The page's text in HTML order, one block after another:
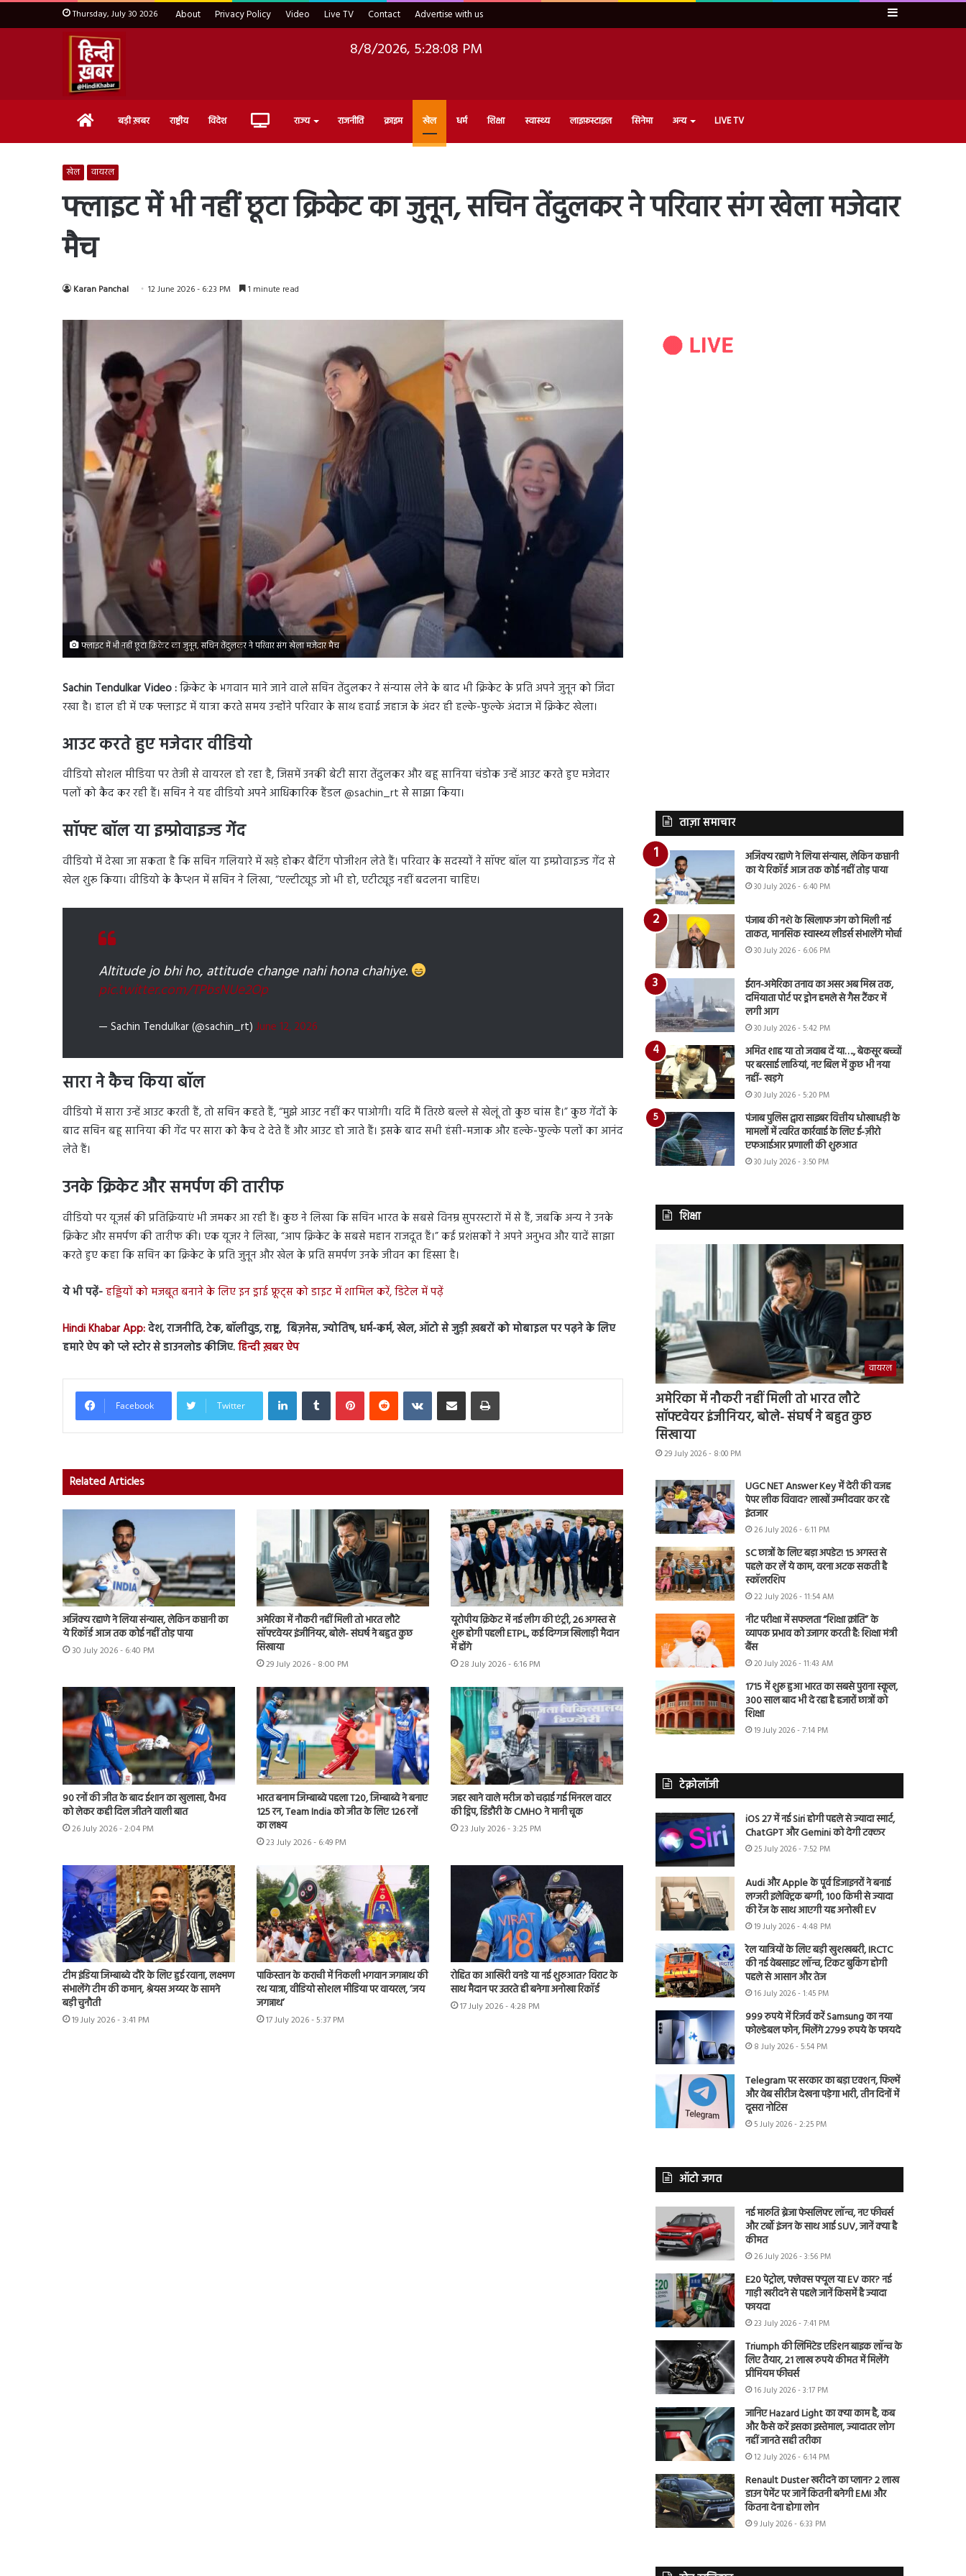
Thursday, July 30 2026 About Privacy Policy Video Live TV Contact Advertise with us Sidebar
8/8/2026, 5:28:10 PM
Home बड़ी ख़बर राष्ट्रीय विदेश Live राज्य राजनीति क्राइम खेल धर्म शिक्षा स्वास्थ्य लाइफ़स्टाइल सिनेमा अन्य LIVE TV
खेल वायरल
फ्लाइट में भी नहीं छूटा क्रिकेट का जुनून, सचिन तेंदुलकर ने परिवार संग खेला मजेदार
मैच
Karan Panchal 12 June 2026 - 6:23 PM 1 minute read
फ्लाइट में भी नहीं छूटा क्रिकेट का जुनून, सचिन तेंदुलकर ने परिवार संग खेला मजेदार मैच
Sachin Tendulkar Video :क्रिकेट के भगवान माने जाने वाले सचिन तेंदुलकर ने संन्यास लेने के बाद भी क्रिकेट के प्रति अपने जुनून को जिंदा
रखा है। हाल ही में एक फ्लाइट में यात्रा करते समय उन्होंने परिवार के साथ हवाई जहाज के अंदर ही हल्के-फुल्के अंदाज में क्रिकेट खेला।
आउट करते हुए मजेदार वीडियो
वीडियो सोशल मीडिया पर तेजी से वायरल हो रहा है, जिसमें उनकी बेटी सारा तेंदुलकर और बहू सानिया चंडोक उन्हें आउट करते हुए मजेदार
पलों को कैद कर रही हैं। सचिन ने यह वीडियो अपने आधिकारिक हैंडल @sachin_rt से साझा किया।
सॉफ्ट बॉल या इम्प्रोवाइज्ड गेंद
वीडियो में देखा जा सकता है कि सचिन गलियारे में खड़े होकर बैटिंग पोजीशन लेते हैं। परिवार के सदस्यों ने सॉफ्ट बॉल या इम्प्रोवाइज्ड गेंद से
खेल शुरू किया। वीडियो के कैप्शन में सचिन ने लिखा, “एल्टीट्यूड जो भी हो, एटीट्यूड नहीं बदलना चाहिए।
Altitude jo bhi ho, attitude change nahi hona chahiye.
pic.twitter.com/TPbsNUe2Op
— Sachin Tendulkar (@sachin_rt) June 12, 2026
सारा ने कैच किया बॉल
वीडियो में सारा उन्हें आउट करती हैं, तो सचिन कहते हैं, “मुझे आउट नहीं कर पाओगी। यदि मैं तिरछे बल्ले से खेलूं तो कुछ चांस है।” कुछ गेंदों के
बाद सचिन बहू सानिया की गेंद पर सारा को कैच दे देते हैं और आउट हो जाते हैं। इसके बाद सभी हंसी-मजाक और हल्के-फुल्के पलों का आनंद
लेते हैं।
उनके क्रिकेट और समर्पण की तारीफ
वीडियो पर यूजर्स की प्रतिक्रियाएं भी जमकर आ रही हैं। कुछ ने लिखा कि सचिन भारत के सबसे विनम्र सुपरस्टारों में से हैं, जबकि अन्य ने उनके
क्रिकेट और समर्पण की तारीफ की। एक यूजर ने लिखा, “आप क्रिकेट के सबसे महान राजदूत हैं।” कई प्रशंसकों ने अपने अनुभव और यादें साझा
करते हुए कहा कि सचिन का क्रिकेट के प्रति जुनून और खेल के प्रति समर्पण उनके जीवन का हिस्सा है।
ये भी पढ़ें-हड्डियों को मजबूत बनाने के लिए इन ड्राई फ्रूट्स को डाइट में शामिल करें, डिटेल में पढ़ें
Hindi Khabar App:देश, राजनीति, टेक, बॉलीवुड, राष्ट्र, बिज़नेस, ज्योतिष, धर्म-कर्म, खेल, ऑटो से जुड़ी ख़बरों को मोबाइल पर पढ़ने के लिए
हमारे ऐप को प्ले स्टोर से डाउनलोड कीजिए.हिन्दी ख़बर ऐप
Facebook Twitter
LinkedInTumblr PinterestReddit VKontakteShare via Email Print
Related Articles
अजिंक्य रहाणे ने लिया संन्यास, लेकिन कप्तानी का
ये रिकॉर्ड आज तक कोई नहीं तोड़ पाया
30 July 2026 - 6:40 PM
अमेरिका में नौकरी नहीं मिली तो भारत लौटे
सॉफ्टवेयर इंजीनियर, बोले- संघर्ष ने बहुत कुछ
सिखाया
29 July 2026 - 8:00 PM
यूरोपीय क्रिकेट में नई लीग की एंट्री, 26 अगस्त से
शुरू होगी पहली ETPL, कई दिग्गज खिलाड़ी मैदान
में होंगे
28 July 2026 - 6:16 PM
90 रनों की जीत के बाद ईशान का खुलासा, वैभव
को लेकर कही दिल जीतने वाली बात
26 July 2026 - 2:04 PM
भारत बनाम जिम्बाब्वे पहला T20, जिम्बाब्वे ने बनाए
125 रन, Team India को जीत के लिए 126 रनों
का लक्ष्य
23 July 2026 - 6:49 PM
जहर खाने वाले मरीज को चढ़ाई गई मिनरल वाटर
की ड्रिप, डिंडौरी के CMHO ने मानी चूक
23 July 2026 - 3:25 PM
टीम इंडिया जिम्बाब्वे दौरे के लिए हुई रवाना, लक्ष्मण
संभालेंगे टीम की कमान, श्रेयस अय्यर के सामने
बड़ी चुनौती
19 July 2026 - 3:41 PM
पाकिस्तान के कराची में निकली भगवान जगन्नाथ की
रथ यात्रा, वीडियो सोशल मीडिया पर वायरल, ‘जय
जगन्नाथ’
17 July 2026 - 5:37 PM
रोहित का आखिरी वनडे या नई शुरुआत? विराट के
साथ मैदान पर उतरते ही बनेगा अनोखा रिकॉर्ड
17 July 2026 - 4:28 PM
ताज़ा समाचार
अजिंक्य रहाणे ने लिया संन्यास, लेकिन कप्तानी
का ये रिकॉर्ड आज तक कोई नहीं तोड़ पाया
30 July 2026 - 6:40 PM
पंजाब की नशे के खिलाफ जंग को मिली नई
ताकत, मानसिक स्वास्थ्य लीडर्स संभालेंगे मोर्चा
30 July 2026 - 6:06 PM
ईरान-अमेरिका तनाव का असर अब मिस्र तक,
दमियाता पोर्ट पर ड्रोन हमले से गैस टैंकर में
लगी आग
30 July 2026 - 5:42 PM
अमित शाह या तो जवाब दें या…., बेकसूर बच्चों
पर बरसाई लाठियां, नए बिल में कुछ भी नया
नहीं- खड़गे
30 July 2026 - 5:20 PM
पंजाब पुलिस द्वारा साइबर वित्तीय धोखाधड़ी के
मामलों में त्वरित कार्रवाई के लिए ई-ज़ीरो
एफआईआर प्रणाली की शुरुआत
30 July 2026 - 3:50 PM
शिक्षा
वायरल
अमेरिका में नौकरी नहीं मिली तो भारत लौटे
सॉफ्टवेयर इंजीनियर, बोले- संघर्ष ने बहुत कुछ
सिखाया
29 July 2026 - 8:00 PM
UGC NET Answer Key में देरी की वजह
पेपर लीक विवाद? लाखों उम्मीदवार कर रहे
इंतजार
26 July 2026 - 6:11 PM
SC छात्रों के लिए बड़ा अपडेट! 15 अगस्त से
पहले कर लें ये काम, वरना अटक सकती है
स्कॉलरशिप
22 July 2026 - 11:54 AM
नीट परीक्षा में सफलता “शिक्षा क्रांति” के
व्यापक प्रभाव को उजागर करती है: शिक्षा मंत्री
बैंस
20 July 2026 - 11:43 AM
1715 में शुरू हुआ भारत का सबसे पुराना स्कूल,
300 साल बाद भी दे रहा है हजारों छात्रों को
शिक्षा
19 July 2026 - 7:14 PM
टेक्नोलॉजी
iOS 27 में नई Siri होगी पहले से ज्यादा स्मार्ट,
ChatGPT और Gemini को देगी टक्कर
25 July 2026 - 7:52 PM
Audi और Apple के पूर्व डिजाइनरों ने बनाई
लग्जरी इलेक्ट्रिक बग्गी, 100 किमी से ज्यादा
की रेंज के साथ आएगी यह अनोखी EV
19 July 2026 - 4:48 PM
रेल यात्रियों के लिए बड़ी खुशखबरी, IRCTC
की नई वेबसाइट लॉन्च, टिकट बुकिंग होगी
पहले से आसान और तेज
16 July 2026 - 1:45 PM
999 रुपये में रिजर्व करें Samsung का नया
फोल्डेबल फोन, मिलेंगे 2799 रुपये के फायदे
8 July 2026 - 5:54 PM
Telegram पर सरकार का बड़ा एक्शन, फिल्में
और वेब सीरीज देखना पड़ेगा भारी, तीन दिनों में
दूसरा नोटिस
5 July 2026 - 2:25 PM
ऑटो जगत
नई मारुति ब्रेजा फेसलिफ्ट लॉन्च, नए फीचर्स
और टर्बो इंजन के साथ आई SUV, जानें क्या है
कीमत
26 July 2026 - 3:56 PM
E20 पेट्रोल, फ्लेक्स फ्यूल या EV कार? नई
गाड़ी खरीदने से पहले जानें किसमें है ज्यादा
फायदा
23 July 2026 - 7:41 PM
Triumph की लिमिटेड एडिशन बाइक लॉन्च के
लिए तैयार, 21 लाख रुपये कीमत में मिलेंगे
प्रीमियम फीचर्स
16 July 2026 - 3:17 PM
जानिए Hazard Light का क्या काम है, कब
और कैसे करें इसका इस्तेमाल, ज्यादातर लोग
नहीं जानते सही तरीका
12 July 2026 - 6:14 PM
Renault Duster खरीदने का प्लान? 2 लाख
डाउन पेमेंट पर जानें कितनी बनेगी EMI और
कितना देना होगा लोन
9 July 2026 - 6:33 PM